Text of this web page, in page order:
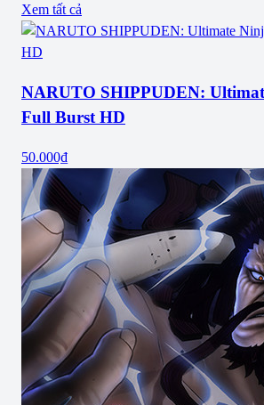
Xem tất cả
NARUTO SHIPPUDEN:
Full Burst HD
50.000₫